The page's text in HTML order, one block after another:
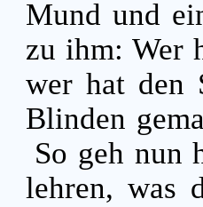
Mund und
zu ihm: Wer
wer hat den
Blinden
So geh nun
lehren, was